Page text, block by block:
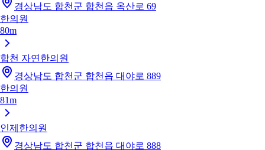
경상남도 합천군 합천읍 옥산로 69
한의원
80m
합천 자연한의원
경상남도 합천군 합천읍 대야로 889
한의원
81m
인제한의원
경상남도 합천군 합천읍 대야로 888